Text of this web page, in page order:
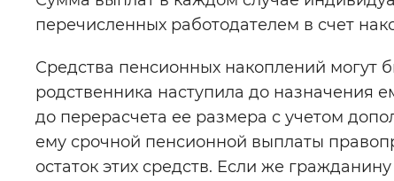
перечисленных работодателем в счет
Средства пенсионных накоплений могут
родственника наступила до назначения
до перерасчета ее размера с учетом
ему срочной пенсионной выплаты
остаток этих средств. Если же